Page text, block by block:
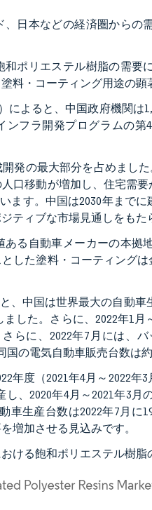
日本などの経済圏から
ポリエステル樹脂の需
料・コーティング用途の顕
によると、中国政府機関は
フラ開発プログラムの第
発の最大部分を占めまし
口移動が増加し、住宅需
ます。中国は2030年まで
ティブな市場見通しをもた
る自動車メーカーの本
した塗料・コーティング
、中国は世界最大の自動
ました。さらに、2022年1
らに、2022年7月には、
国の電気自動車販売台数は
年度（2021年4月～2022
、2020年4月～2021年3
生産台数は2022年7月に
増加させる見込みです。
ける飽和ポリエステル樹脂